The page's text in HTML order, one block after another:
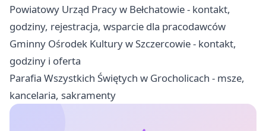
Powiatowy Urząd Pracy w Bełchatowie - kontakt,
godziny, rejestracja, wsparcie dla pracodawców
Gminny Ośrodek Kultury w Szczercowie - kontakt,
godziny i oferta
Parafia Wszystkich Świętych w Grocholicach - msze,
kancelaria, sakramenty